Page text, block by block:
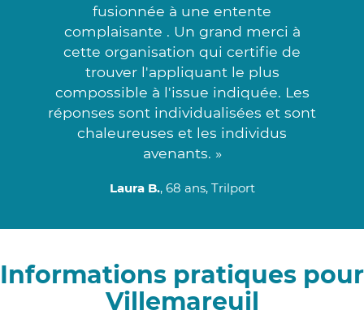
fusionnée à une entente
complaisante . Un grand merci à
cette organisation qui certifie de
trouver l'appliquant le plus
compossible à l'issue indiquée. Les
réponses sont individualisées et sont
chaleureuses et les individus
avenants. »
Laura B., 68 ans, Trilport
Informations pratiques pour
Villemareuil